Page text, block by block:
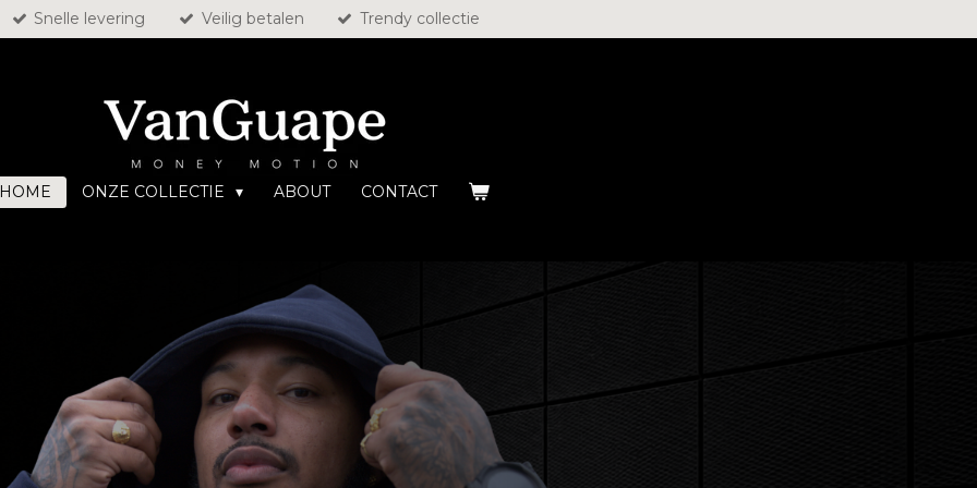
Snelle levering Veilig betalen Trendy collectie
HOME ONZE COLLECTIE ABOUT CONTACT